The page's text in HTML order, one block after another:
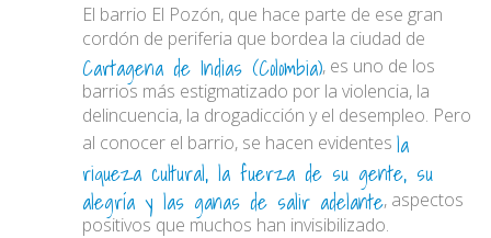
El barrio El Pozón, que hace parte de ese gran
cordón de periferia que bordea la ciudad de
Cartagena de Indias (Colombia), es uno de los
barrios más estigmatizado por la violencia, la
delincuencia, la drogadicción y el desempleo. Pero
al conocer el barrio, se hacen evidentes la
riqueza cultural, la fuerza de su gente, su
alegría y las ganas de salir adelante, aspectos
positivos que muchos han invisibilizado.